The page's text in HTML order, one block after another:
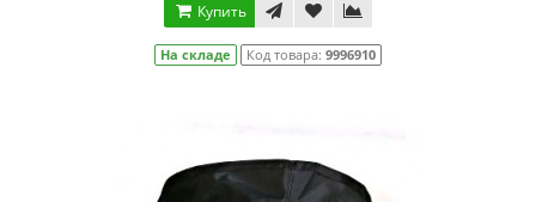
Купить
На складе Код товара: 9996910